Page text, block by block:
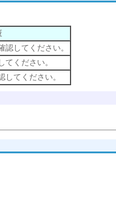
認してください。
てください。
してください。